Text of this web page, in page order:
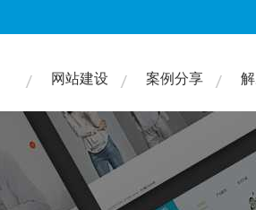
网站建设 案例分享